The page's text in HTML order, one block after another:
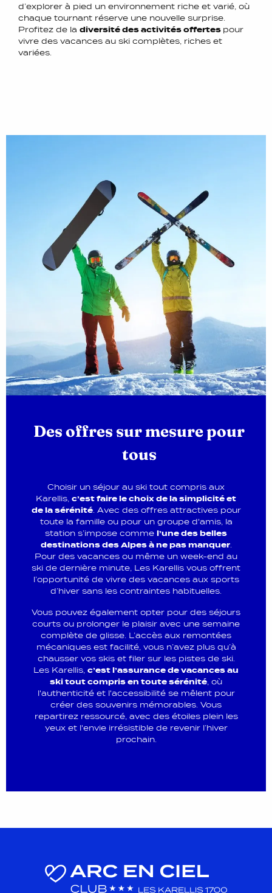
d’explorer à pied un environnement riche et varié, où
chaque tournant réserve une nouvelle surprise.
Profitez de la diversité des activités offertes pour
vivre des vacances au ski complètes, riches et
variées.
Des offres sur mesure pour
tous
Choisir un séjour au ski tout compris aux
Karellis, c’est faire le choix de la simplicité et
de la sérénité. Avec des offres attractives pour
toute la famille ou pour un groupe d'amis, la
station s’impose comme l’une des belles
destinations des Alpes à ne pas manquer.
Pour des vacances ou même un week-end au
ski de dernière minute, Les Karellis vous offrent
l’opportunité de vivre des vacances aux sports
d’hiver sans les contraintes habituelles.
Vous pouvez également opter pour des séjours
courts ou prolonger le plaisir avec une semaine
complète de glisse. L’accès aux remontées
mécaniques est facilité, vous n’avez plus qu’à
chausser vos skis et filer sur les pistes de ski.
Les Karellis, c’est l’assurance de vacances au
ski tout compris en toute sérénité, où
l'authenticité et l'accessibilité se mêlent pour
créer des souvenirs mémorables. Vous
repartirez ressourcé, avec des étoiles plein les
yeux et l'envie irrésistible de revenir l’hiver
prochain.